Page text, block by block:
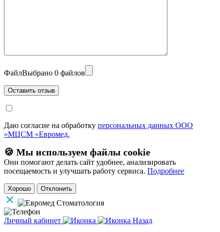
ФайлВыбрано 0 файлов
Даю согласие на обработку персональных данных ООО
«МЦСМ «Евромед.
🍪 Мы используем файлы cookie
Они помогают делать сайт удобнее, анализировать
посещаемость и улучшать работу сервиса. Подробнее
Хорошо Отклонить
Личный кабинет
Назад